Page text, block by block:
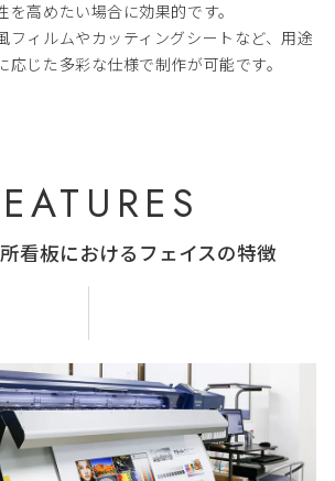
を高めたい場合に効果的です。
フィルムやカッティングシートなど、用途
応じた多彩な仕様で制作が可能です。
看板におけるフェイスの特徴